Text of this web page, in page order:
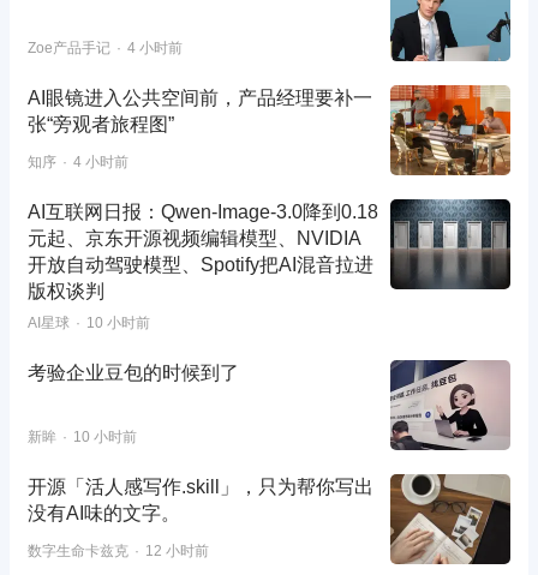
Zoe产品手记 4 小时前
AI眼镜进入公共空间前，产品经理要补一
张“旁观者旅程图”
知序 4 小时前
AI互联网日报：Qwen-Image-3.0降到0.18
元起、京东开源视频编辑模型、NVIDIA
开放自动驾驶模型、Spotify把AI混音拉进
版权谈判
AI星球 10 小时前
考验企业豆包的时候到了
新眸 10 小时前
开源「活人感写作.skill」，只为帮你写出
没有AI味的文字。
数字生命卡兹克 12 小时前